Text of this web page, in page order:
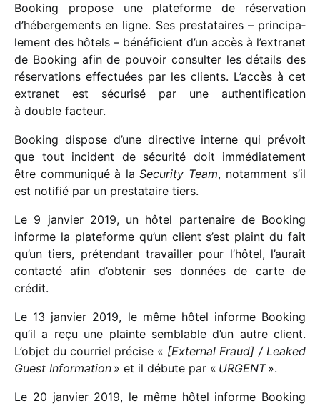
Booking propose une plate­forme de réser­va­tion
d’hébergements en ligne. Ses pres­ta­taires – prin­ci­pa­
le­ment des hôtels – béné­fi­cient d’un accès à l’extranet
de Booking afin de pouvoir consul­ter les détails des
réser­va­tions effec­tuées par les clients. L’accès à cet
extra­net est sécu­risé par une authen­ti­fi­ca­tion
à double facteur.
Booking dispose d’une direc­tive interne qui prévoit
que tout inci­dent de sécu­rité doit immé­dia­te­ment
être commu­ni­qué à la Security Team, notam­ment s’il
est noti­fié par un pres­ta­taire tiers.
Le 9 janvier 2019, un hôtel parte­naire de Booking
informe la plate­forme qu’un client s’est plaint du fait
qu’un tiers, préten­dant travailler pour l’hôtel, l’aurait
contacté afin d’obtenir ses données de carte de
crédit.
Le 13 janvier 2019, le même hôtel informe Booking
qu’il a reçu une plainte semblable d’un autre client.
L’objet du cour­riel précise « [External Fraud] /​ Leaked
Guest Information » et il débute par « URGENT».
Le 20 janvier 2019, le même hôtel informe Booking